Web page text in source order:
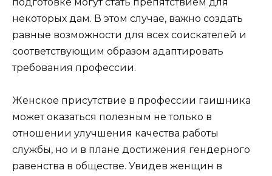
некоторых дам. В этом случае, важно создать
равные возможности для всех соискателей и
соответствующим образом адаптировать
требования профессии.
Женское присутствие в профессии гаишника
может оказаться полезным не только в
отношении улучшения качества работы
службы, но и в плане достижения гендерного
равенства в обществе. Увидев женщин в